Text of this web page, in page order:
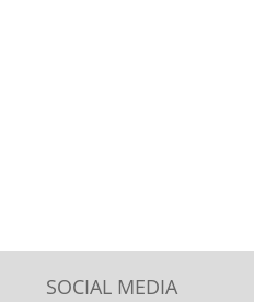
SOCIAL MEDIA